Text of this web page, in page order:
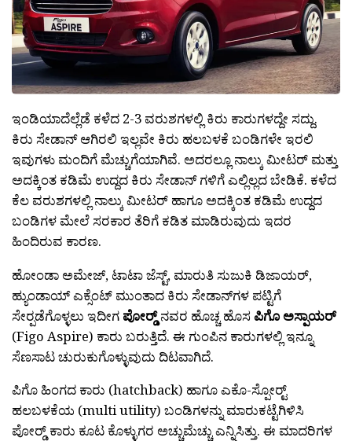
ಇಂಡಿಯಾದೆಲ್ಲೆಡೆ ಕಳೆದ 2-3 ವರುಶಗಳಲ್ಲಿ ಕಿರು ಕಾರುಗಳದ್ದೇ ಸದ್ದು.
ಕಿರು ಸೇಡಾನ್ ಆಗಿರಲಿ ಇಲ್ಲವೇ ಕಿರು ಹಲಬಳಕೆ ಬಂಡಿಗಳೇ ಇರಲಿ
ಇವುಗಳು ಮಂದಿಗೆ ಮೆಚ್ಚುಗೆಯಾಗಿವೆ. ಅದರಲ್ಲೂ ನಾಲ್ಕು ಮೀಟರ್ ಮತ್ತು
ಅದಕ್ಕಿಂತ ಕಡಿಮೆ ಉದ್ದದ ಕಿರು ಸೇಡಾನ್ ಗಳಿಗೆ ಎಲ್ಲಿಲ್ಲದ ಬೇಡಿಕೆ. ಕಳೆದ
ಕೆಲ ವರುಶಗಳಲ್ಲಿ ನಾಲ್ಕು ಮೀಟರ್ ಹಾಗೂ ಅದಕ್ಕಿಂತ ಕಡಿಮೆ ಉದ್ದದ
ಬಂಡಿಗಳ ಮೇಲೆ ಸರಕಾರ ತೆರಿಗೆ ಕಡಿತ ಮಾಡಿರುವುದು ಇದರ
ಹಿಂದಿರುವ ಕಾರಣ.
ಹೋಂಡಾ ಅಮೇಜ್, ಟಾಟಾ ಜೆಸ್ಟ್, ಮಾರುತಿ ಸುಜುಕಿ ಡಿಜಾಯರ್,
ಹ್ಯುಂಡಾಯ್ ಎಕ್ಸೆಂಟ್ ಮುಂತಾದ ಕಿರು ಸೇಡಾನ್‍ಗಳ ಪಟ್ಟಿಗೆ
ಸೇರ‍್ಪಡೆಗೊಳ್ಳಲು ಇದೀಗ ಪೋರ‍್ಡ್ನವರ ಹೊಚ್ಚ ಹೊಸ ಪಿಗೊ ಅಸ್ಪಾಯರ್
(Figo Aspire) ಕಾರು ಬರುತ್ತಿದೆ. ಈ ಗುಂಪಿನ ಕಾರುಗಳಲ್ಲಿ ಇನ್ನೂ
ಸೆಣಸಾಟ ಚುರುಕುಗೊಳ್ಳುವುದು ದಿಟವಾಗಿದೆ.
ಪಿಗೊ ಹಿಂಗದ ಕಾರು (hatchback) ಹಾಗೂ ಎಕೊ-ಸ್ಪೋರ‍್ಟ್
ಹಲಬಳಕೆಯ (multi utility) ಬಂಡಿಗಳನ್ನು ಮಾರುಕಟ್ಟೆಗಿಳಿಸಿ
ಪೋರ‍್ಡ್ ಕಾರು ಕೂಟ ಕೊಳ್ಳುಗರ ಅಚ್ಚುಮೆಚ್ಚು ಎನ್ನಿಸಿತ್ತು. ಈ ಮಾದರಿಗಳ